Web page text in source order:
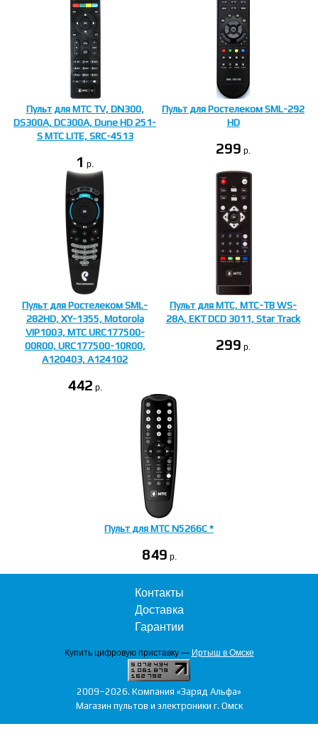
Пульт для МТС TV, DN300,
DS300A, DC300A, Dune HD 251-
S МТС LITE, SRC-4513
1 p.
Пульт для Ростелеком SML-292
HD
299 p.
Пульт для Ростелеком SML-
282HD, XY-1355, Motorola
VIP1003, МТС URC177500-
00R00, URC177500-10R00,
A120403, A124102
442 p.
Пульт для МТС, МТС-ТВ WS-
28A, EKT DCD 3011, Star Track
299 p.
Пульт для МТС N5266C *
849 p.
Контакты
Доставка
Гарантии
2009–2026. Компания «Заряд Альфа»
Магазин пультов и электроники г. Омск
Купить цифровую приставку — Иртыш в Омске